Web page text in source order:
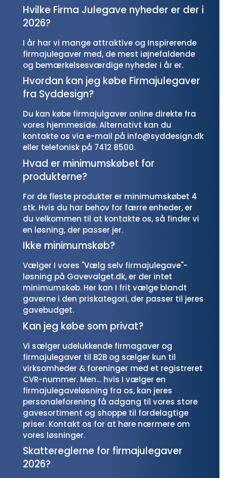
Hvilke Firma Julegave nyheder er der i
2026?
I år har vi mange attraktive og Inspirerende
firmajulegaver med, de mest iøjnefaldende
og bemærkelsesværdige nyheder i år er.
Hvordan kan jeg købe Firmajulegaver
fra Syddesign?
Du kan købe firmajulgaver online direkte fra
vores hjemmeside. Alternativt kan du
kontakte os via e-mail på info@syddesign.dk
eller telefonisk på 7412 8500.
Hvad er minimumskøbet for
produkterne?
For de fleste produkter er minimumskøbet 4
stk. Hvis du har behov for færre enheder, er
du velkommen til at kontakte os, så finder vi
en løsning, der passer jer.
Ikke minimumskøb?
Vælger I vores "Vælg selv firmajulegave"-
løsning på Gavevalget.dk, er der intet
minimumskøb. Her kan I frit vælge blandt
gaverne i den priskategori, der passer til jeres
gavebudget.
Kan jeg købe som privat?
Vi sælger udelukkende firmagaver og
firmajulegaver til B2B og sælger kun til
virksomheder & foreninger med et registreret
CVR-nummer. Men… hvis I vælger en
firmajulegaveløsning fra os, kan jeres
personaleforening få adgang til vores store
gavesortiment og shoppe til fordelagtige
priser. Kontakt os for at høre nærmere om
vores løsninger.
Skattereglerne for firmajulegaver
2026?